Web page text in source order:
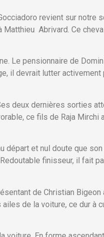
revient sur notre
Abrivard. Ce
Le pensionnaire de
il devrait lutter activement
deux dernières sorties
ce fils de Raja Mirchi
départ et nul doute que
finisseur, il fait
de Christian Bigeon
de la voiture, ce dur à